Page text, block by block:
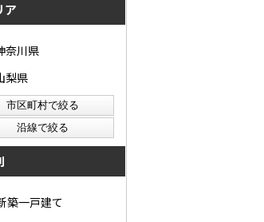
ア
奈川県
梨県
築一戸建て